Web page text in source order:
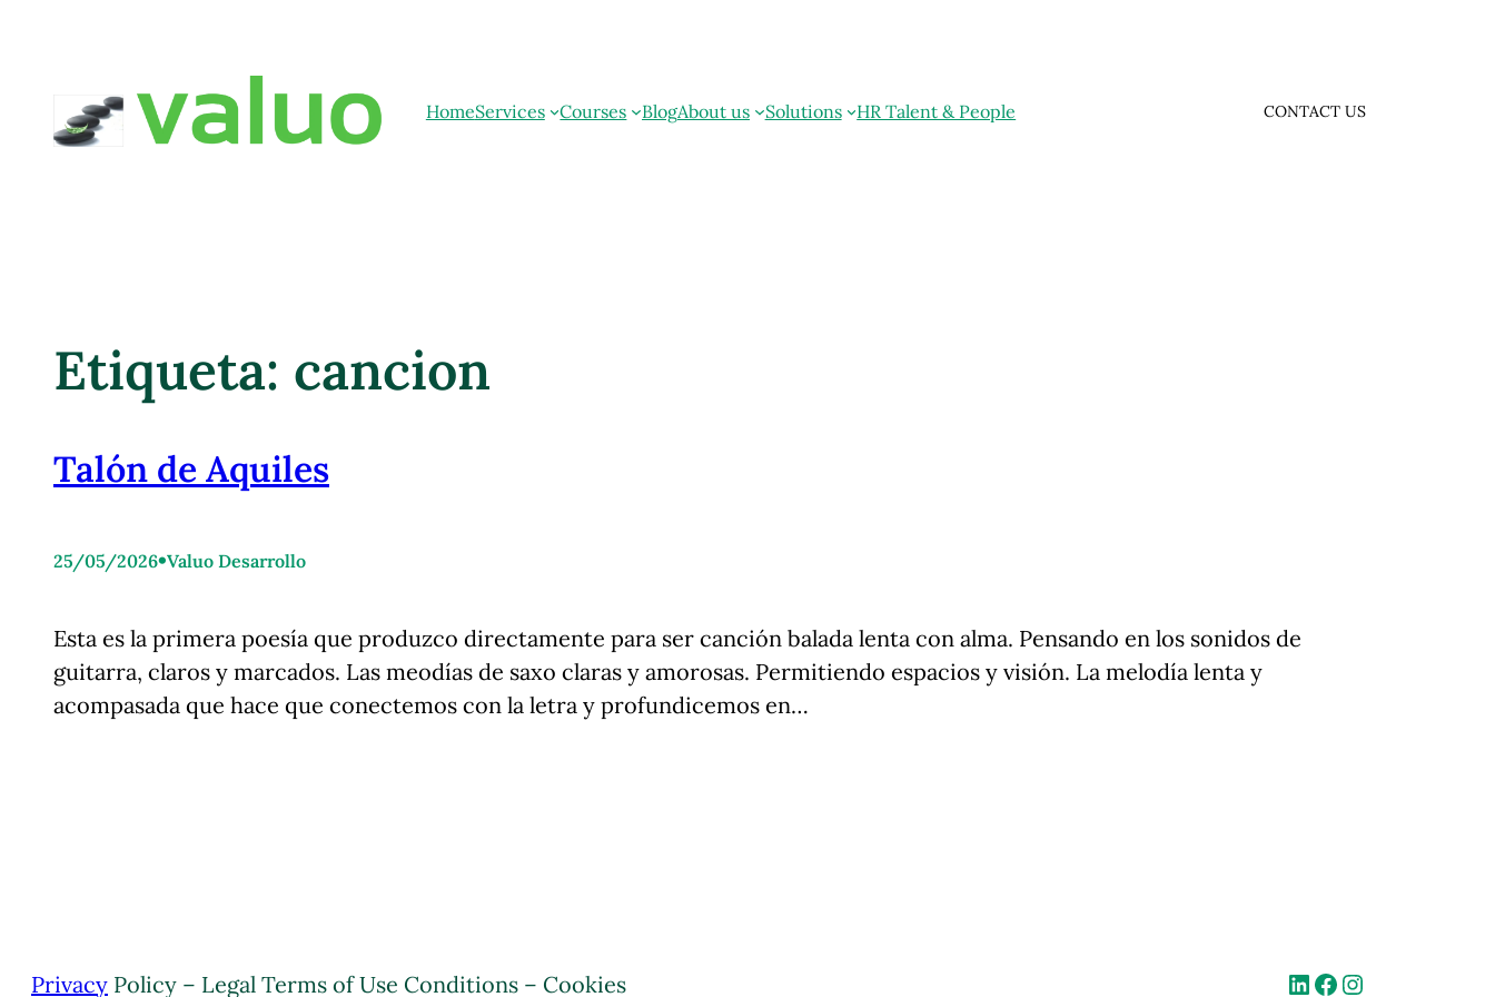
HomeServices Courses BlogAbout us Solutions HR Talent & People CONTACT US
Etiqueta: cancion
Talón de Aquiles
25/05/2026•Valuo Desarrollo
Esta es la primera poesía que produzco directamente para ser canción balada lenta con alma. Pensando en los sonidos de
guitarra, claros y marcados. Las meodías de saxo claras y amorosas. Permitiendo espacios y visión. La melodía lenta y
acompasada que hace que conectemos con la letra y profundicemos en…
Privacy Policy – Legal Terms of Use Conditions – Cookies